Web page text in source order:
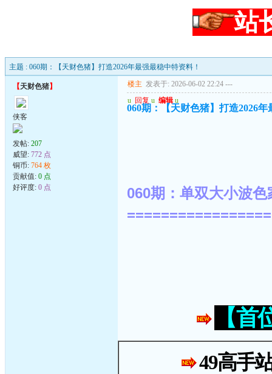
站
主题 : 060期：【天财色猪】打造2026年最强最稳中特资料！
【天财色猪】
侠客
发帖: 207
威望: 772 点
铜币: 764 枚
贡献值: 0 点
好评度: 0 点
楼主 发表于: 2026-06-02 22:24 ---
u 回复 u 编辑 u
060期：【天财色猪】打造2026
060期：单双大小波
【
49高手